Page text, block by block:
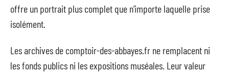
offre un portrait plus complet que n’importe laquelle prise
isolément.
Les archives de comptoir-des-abbayes.fr ne remplacent ni
les fonds publics ni les expositions muséales. Leur valeur